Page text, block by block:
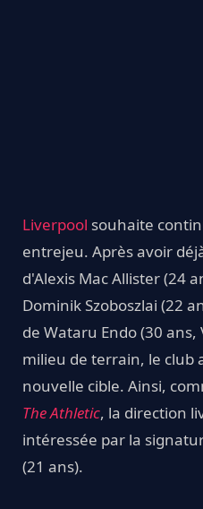
Liverpool souhaite
entrejeu. Après avoir
d'Alexis Mac Allister (24
Dominik Szoboszlai (22
de Wataru Endo (30
milieu de terrain, le club
nouvelle cible. Ainsi,
The Athletic, la direction
intéressée par la
(21 ans).